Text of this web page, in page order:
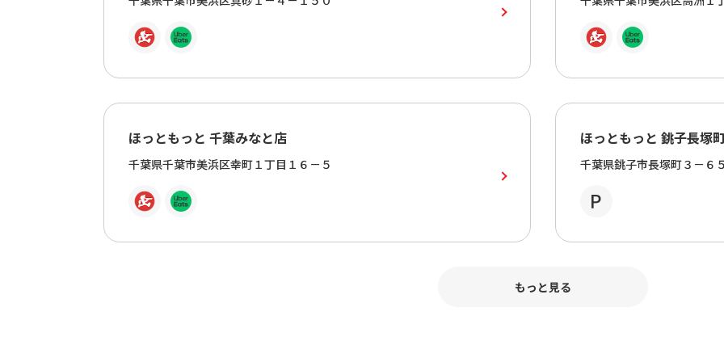
ほっともっと 千葉みなと店
千葉県千葉市美浜区幸町１丁目１６－５
ほっともっと 銚子長塚
千葉県銚子市長塚町３－６
もっと見る